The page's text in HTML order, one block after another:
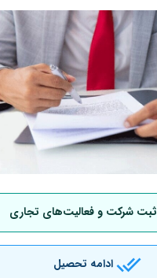
ثبت شرکت و فعالیت‌های تجاری
ادامه تحصیل